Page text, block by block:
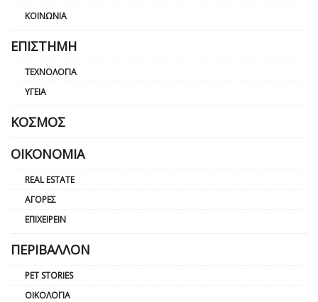
ΚΟΙΝΩΝΊΑ
ΕΠΙΣΤΉΜΗ
ΤΕΧΝΟΛΟΓΊΑ
ΥΓΕΊΑ
ΚΌΣΜΟΣ
ΟΙΚΟΝΟΜΊΑ
REAL ESTATE
ΑΓΟΡΈΣ
ΕΠΙΧΕΙΡΕΊΝ
ΠΕΡΙΒΆΛΛΟΝ
PET STORIES
ΟΙΚΟΛΟΓΊΑ